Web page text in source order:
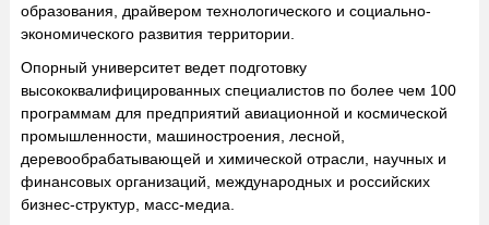
образования, драйвером технологического и социально-
экономического развития территории.
Опорный университет ведет подготовку
высококвалифицированных специалистов по более чем 100
программам для предприятий авиационной и космической
промышленности, машиностроения, лесной,
деревообрабатывающей и химической отрасли, научных и
финансовых организаций, международных и российских
бизнес-структур, масс-медиа.